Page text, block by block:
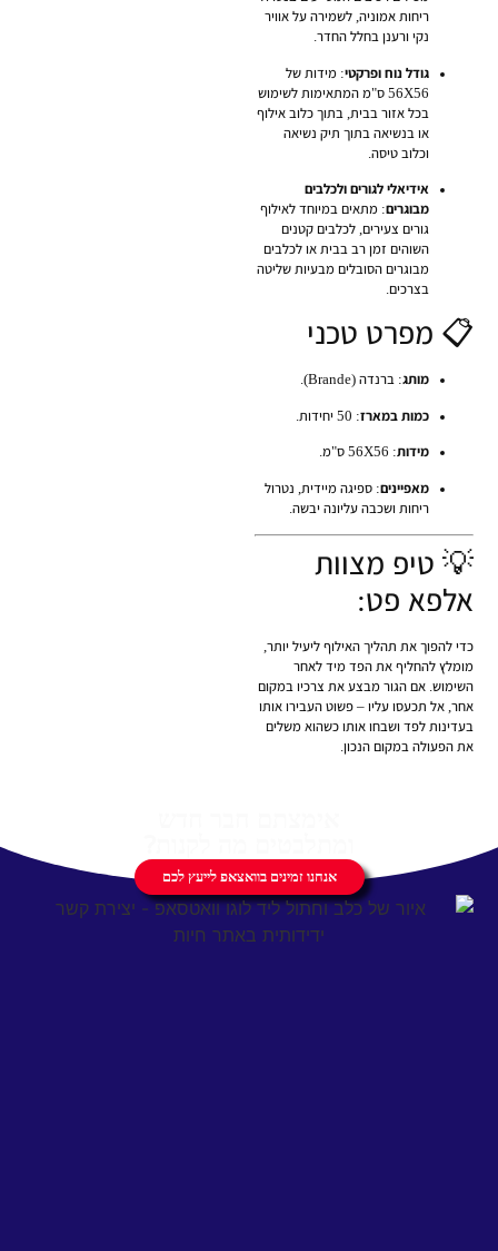
ריחות אמוניה, לשמירה על אוויר
נקי ורענן בחלל החדר.
גודל נוח ופרקטי: מידות של
56X56 ס"מ המתאימות לשימוש
בכל אזור בבית, בתוך כלוב אילוף
או בנשיאה בתוך תיק נשיאה
וכלוב טיסה.
אידיאלי לגורים ולכלבים
מבוגרים: מתאים במיוחד לאילוף
גורים צעירים, לכלבים קטנים
השוהים זמן רב בבית או לכלבים
מבוגרים הסובלים מבעיות שליטה
בצרכים.
📋 מפרט טכני
מותג: ברנדה (Brande).
כמות במארז: 50 יחידות.
מידות: 56X56 ס"מ.
מאפיינים: ספיגה מיידית, נטרול
ריחות ושכבה עליונה יבשה.
💡 טיפ מצוות
אלפא פט:
כדי להפוך את תהליך האילוף ליעיל יותר,
מומלץ להחליף את הפד מיד לאחר
השימוש. אם הגור מבצע את צרכיו במקום
אחר, אל תכעסו עליו – פשוט העבירו אותו
בעדינות לפד ושבחו אותו כשהוא משלים
את הפעולה במקום הנכון.
אנחנו זמינים בוואצאפ לייעץ לכם